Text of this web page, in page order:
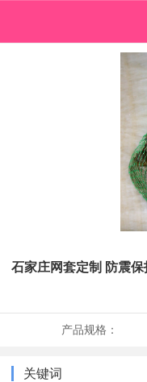
石家庄网套定制 防震
产品规格：
关键词